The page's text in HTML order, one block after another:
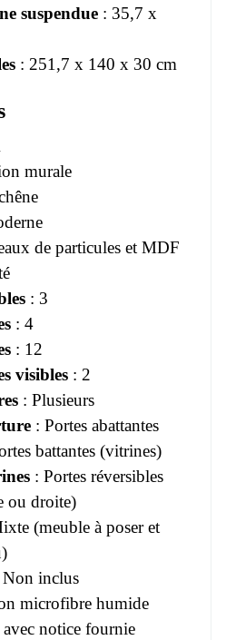
suspendue : 35,7 x
: 251,7 x 140 x 30 cm
murale
de particules et MDF
: 3
: 4
: 12
visibles : 2
: Plusieurs
: Portes abattantes
battantes (vitrines)
: Portes réversibles
ou droite)
(meuble à poser et
Non inclus
microfibre humide
avec notice fournie